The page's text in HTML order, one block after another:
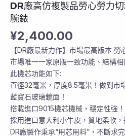
DR廠高仿複製品勞心勞力
腕錶
¥2,400.00
【DR廠最新力作】市場最高版本 勞
市場唯一一家原版一致功能、結構
此機芯功能如下:
直徑32毫米，厚度8.5毫米！做到市
藍寶石玻璃鏡面！
搭載進口9015機芯機械，穩定性強！
採用進口意大利小牛皮，質地柔軟，
DR廠製作秉承“用芯用料”，不斷求